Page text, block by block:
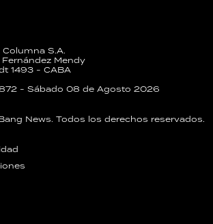
S.A.
Mendy
1493 - CABA
- Sábado 08 de Agosto 2026
News. Todos los derechos reservados.